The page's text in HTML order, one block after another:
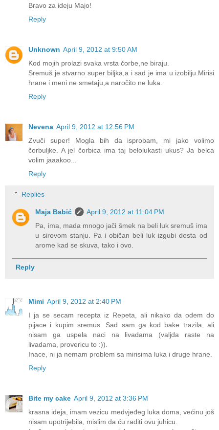
Bravo za ideju Majo!
Reply
Unknown April 9, 2012 at 9:50 AM
Kod mojih prolazi svaka vrsta čorbe,ne biraju.
Sremuš je stvarno super biljka,a i sad je ima u izobilju.Mirisi
hrane i meni ne smetaju,a naročito ne luka.
Reply
Nevena April 9, 2012 at 12:56 PM
Zvuči super! Mogla bih da isprobam, mi jako volimo
čorbuljke. A jel čorbica ima taj belolukasti ukus? Ja belca
volim jaaakoo...
Reply
Replies
Maja Babić
April 9, 2012 at 11:04 PM
Pa, ima, mada mnogo jači šmek na beli luk sremuš ima
u sirovom stanju. Pa i običan beli luk izgubi dosta od
arome kad se skuva, tako i ovo.
Reply
Mimi April 9, 2012 at 2:40 PM
I ja se secam recepta iz Repeta, ali nikako da odem do
pijace i kupim sremus. Sad sam ga kod bake trazila, ali
nisam ga uspela naci na livadama (valjda raste na
livadama, provericu to :)).
Inace, ni ja nemam problem sa mirisima luka i druge hrane.
Reply
Bite my cake April 9, 2012 at 3:36 PM
krasna ideja, imam vezicu medvjeđeg luka doma, većinu još
nisam upotrijebila, mislim da ću raditi ovu juhicu.